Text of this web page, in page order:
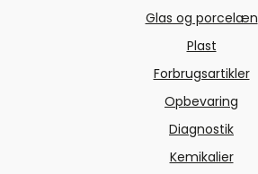
Glas og porcelæn
Plast
Forbrugsartikler
Opbevaring
Diagnostik
Kemikalier